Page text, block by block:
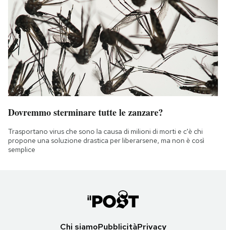
Dovremmo sterminare tutte le zanzare?
Trasportano virus che sono la causa di milioni di morti e c'è chi
propone una soluzione drastica per liberarsene, ma non è così
semplice
Chi siamoPubblicitàPrivacy